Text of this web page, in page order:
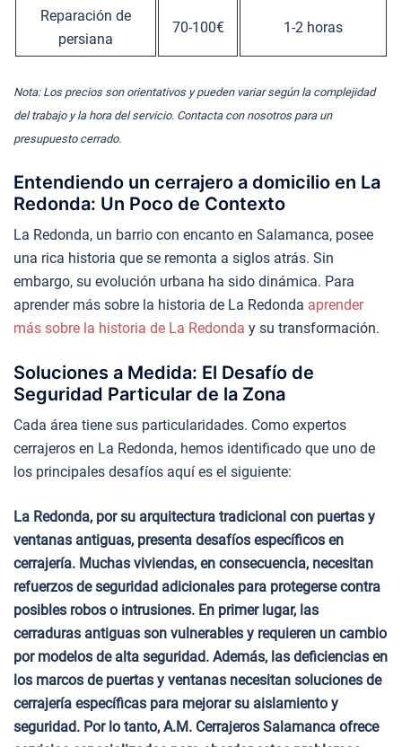
Reparación de
persiana
70-100€ 1-2 horas
Nota: Los precios son orientativos y pueden variar según la complejidad
del trabajo y la hora del servicio. Contacta con nosotros para un
presupuesto cerrado.
Entendiendo un cerrajero a domicilio en La
Redonda: Un Poco de Contexto
La Redonda, un barrio con encanto en Salamanca, posee
una rica historia que se remonta a siglos atrás. Sin
embargo, su evolución urbana ha sido dinámica. Para
aprender más sobre la historia de La Redonda aprender
más sobre la historia de La Redonda y su transformación.
Soluciones a Medida: El Desafío de
Seguridad Particular de la Zona
Cada área tiene sus particularidades. Como expertos
cerrajeros en La Redonda, hemos identificado que uno de
los principales desafíos aquí es el siguiente:
La Redonda, por su arquitectura tradicional con puertas y
ventanas antiguas, presenta desafíos específicos en
cerrajería. Muchas viviendas, en consecuencia, necesitan
refuerzos de seguridad adicionales para protegerse contra
posibles robos o intrusiones. En primer lugar, las
cerraduras antiguas son vulnerables y requieren un cambio
por modelos de alta seguridad. Además, las deficiencias en
los marcos de puertas y ventanas necesitan soluciones de
cerrajería específicas para mejorar su aislamiento y
seguridad. Por lo tanto, A.M. Cerrajeros Salamanca ofrece